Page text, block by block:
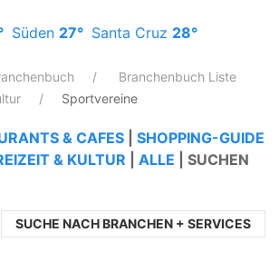
Süden 27° Santa Cruz 28°
Branchenbuch Liste
Sportvereine
& CAFES
SHOPPING-GUIDE
& KULTUR ALLE
SUCHEN
SUCHE NACH BRANCHEN + SERVICES